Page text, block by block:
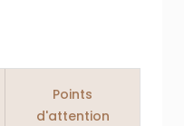
Points
d'attention